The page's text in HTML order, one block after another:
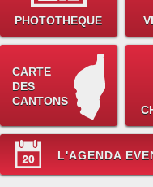
PHOTOTHEQUE
CARTE
DES
CANTONS
L'AGENDA